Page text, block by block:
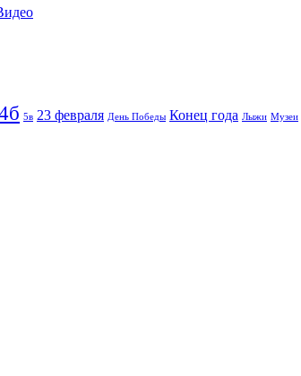
5в 23 февраля День Победы Конец года Лыжи Музеи